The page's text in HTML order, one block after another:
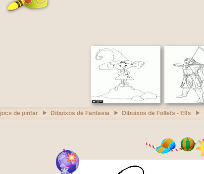
jocs de pintar Dibuixos de Fantasia Dibuixos de Follets - Elfs